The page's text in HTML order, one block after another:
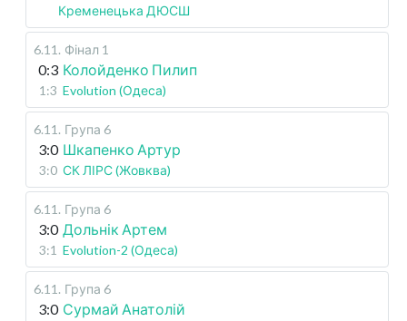
Кременецька ДЮСШ
6.11 . Фінал 1
0:3 Колойденко Пилип
1:3 Evolution (Одеса)
6.11 . Група 6
3:0 Шкапенко Артур
3:0 СК ЛІРС (Жовква)
6.11 . Група 6
3:0 Дольнік Артем
3:1 Evolution-2 (Одеса)
6.11 . Група 6
3:0 Сурмай Анатолій